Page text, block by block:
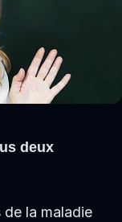
deux
la maladie